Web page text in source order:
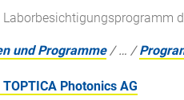
Laborbesichtigungsprogramm
und Programme /… /
Photonics AG